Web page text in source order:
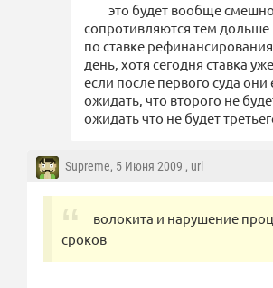
это будет вообще
сопротивляются тем
по ставке
день, хотя сегодня ставка
если после первого суда
ожидать, что второго не
ожидать что не будет
Supreme, 5 Июня 2009 , url
волокита и нарушение
сроков